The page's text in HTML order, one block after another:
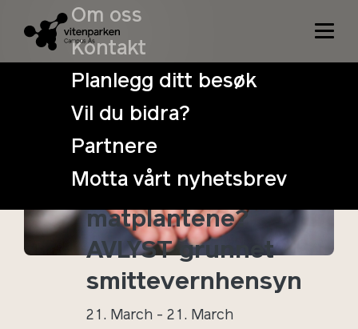
Om oss
Kontakt
Planlegg ditt besøk
Vil du bidra?
Partnere
Motta vårt nyhetsbrev
Oppdrag
livsløpet: Klarer
du å gjenkjenne
matplantene?
AVLYST grunnet
smittevernhensyn
21. March - 21. March